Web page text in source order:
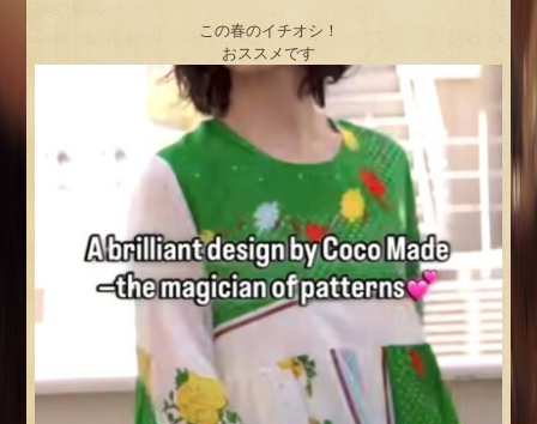
この春のイチオシ！
おススメです